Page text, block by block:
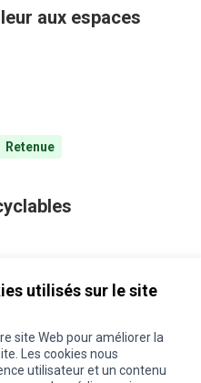
utilisés sur le site
site Web pour améliorer la
Les cookies nous
utilisateur et un contenu
aux espaces
Retenue